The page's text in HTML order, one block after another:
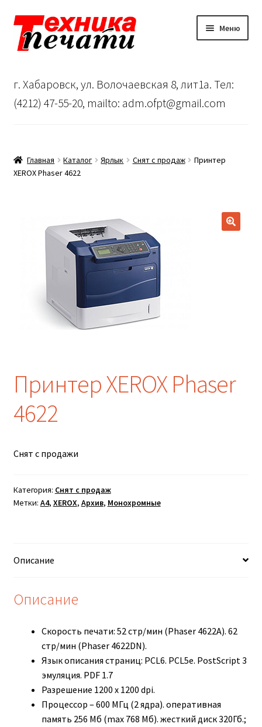
Перейти
навигации
Перейти
содержимому
Меню
Сервисный центр
…
г. Хабаровск, ул. Волочаевская 8, лит1а. Тел:
(4212) 47-55-20, mailto: adm.ofpt@gmail.com
Главная Каталог Ярлык Снят с продаж
Принтер
XEROX Phaser 4622
Принтер XEROX Phaser
4622
Снят с продажи
Категория: Снят с продаж
Метки: A4, XEROX, Архив, Монохромные
Описание
Описание
Скорость печати: 52 стр/мин (Phaser 4622A). 62
стр/мин (Phaser 4622DN).
Язык описания страниц: PCL6. PCL5e. PostScript 3
эмуляция. PDF 1.7
Разрешение 1200 х 1200 dpi.
Процессор – 600 МГц (2 ядра). оперативная
память 256 Мб (max 768 Мб). жесткий диск 320Гб.;